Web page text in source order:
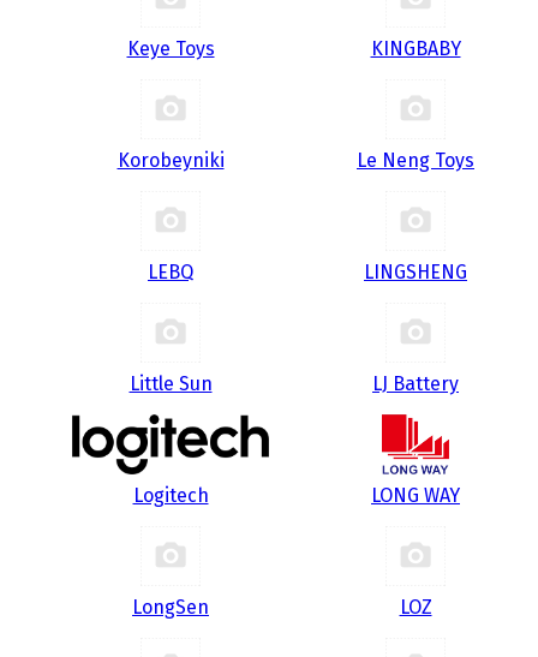
Keye Toys KINGBABY
Korobeyniki Le Neng Toys
LEBQ LINGSHENG
Little Sun LJ Battery
Logitech LONG WAY
LongSen LOZ